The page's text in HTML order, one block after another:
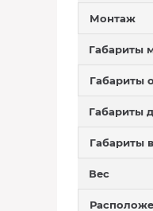
Монтаж
Габариты
Габариты
Габариты
Габариты
Вес